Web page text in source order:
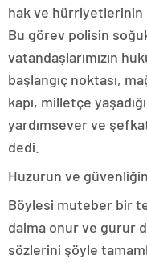
hak ve hürriyetlerinin
Bu görev polisin
vatandaşlarımızın
başlangıç noktası,
kapı, milletçe
yardımsever ve
dedi.
Huzurun ve
Böylesi muteber bir
daima onur ve gurur
sözlerini şöyle